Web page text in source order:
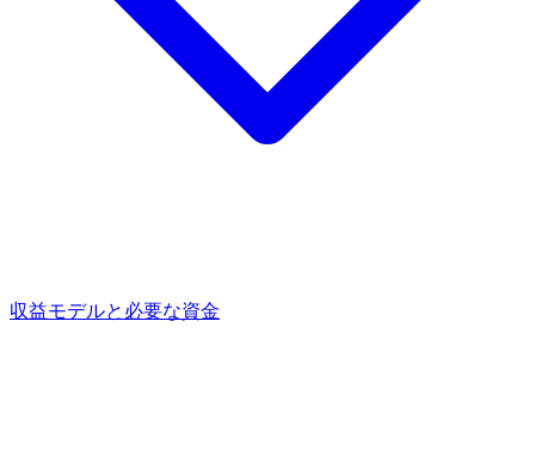
収益モデルと必要な資金